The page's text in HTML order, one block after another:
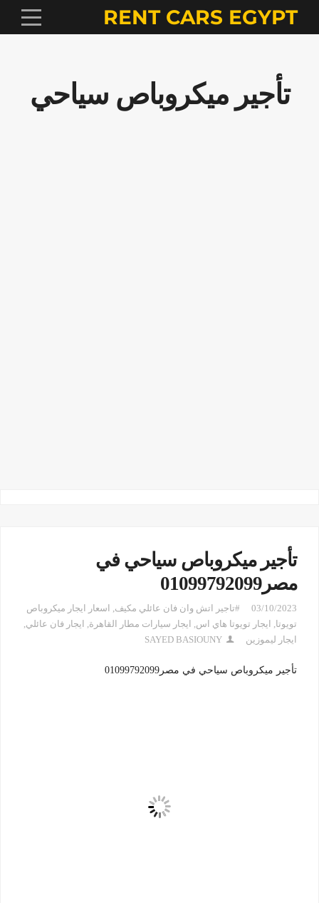
RENT CARS EGYPT
تأجير ميكروباص سياحي
تأجير ميكروباص سياحي في
مصر01099792099
03/10/2023 #تاجير اتش وان فان عائلي مكيف, اسعار ايجار ميكروباص
تويوتا, ايجار تويوتا هاي اس, ايجار سيارات مطار القاهرة, ايجار فان عائلي,
ايجار ليموزين
SAYED BASIOUNY
تأجير ميكروباص سياحي في مصر01099792099